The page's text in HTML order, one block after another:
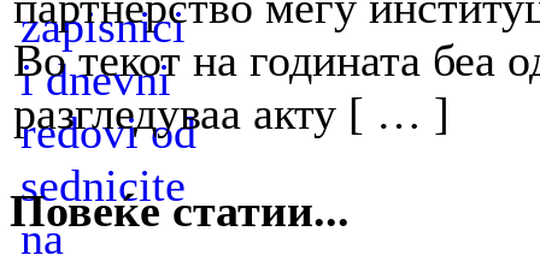
Во текот на годината беа
разгледуваа акту [ … ]
Повеќе статии...